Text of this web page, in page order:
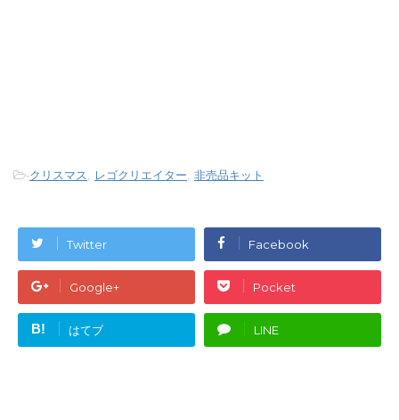
-クリスマス, レゴクリエイター, 非売品キット
Twitter Facebook
Google+ Pocket
B! はてブ LINE